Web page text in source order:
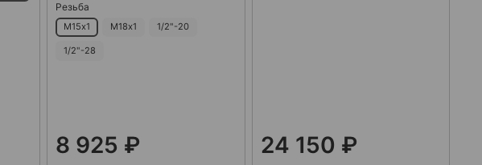
Резьба
М15х1 М18х1 1/2"-20
1/2"-28
8 925 ₽ 24 150 ₽